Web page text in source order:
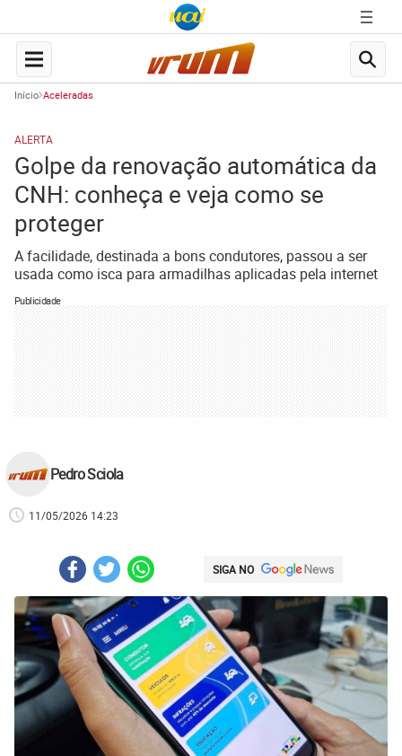
Início Aceleradas
ALERTA
Golpe da renovação automática da
CNH: conheça e veja como se
proteger
A facilidade, destinada a bons condutores, passou a ser
usada como isca para armadilhas aplicadas pela internet
Publicidade
Pedro Sciola
11/05/2026 14:23
SIGA NO